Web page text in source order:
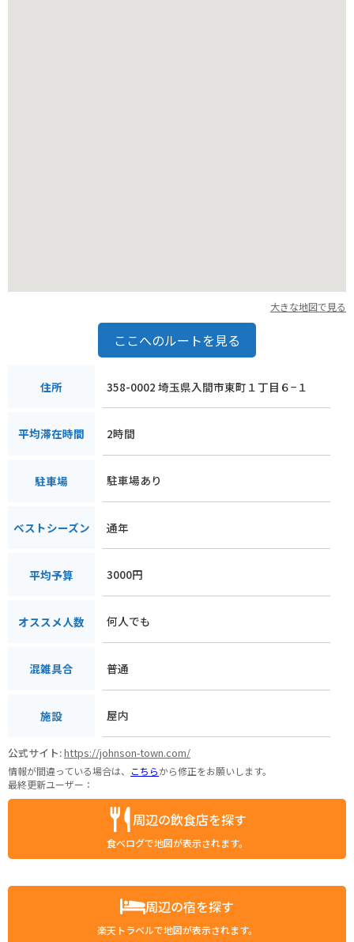
大きな地図で見る
ここへのルートを見る
住所 358-0002 埼玉県入間市東町１丁目６−１
平均滞在時間 2時間
駐車場 駐車場あり
ベストシーズン 通年
平均予算 3000円
オススメ人数 何人でも
混雑具合 普通
施設 屋内
公式サイト:https://johnson-town.com/
情報が間違っている場合は、 こちらから修正をお願いします。
最終更新ユーザー：
周辺の飲食店を探す
食べログで地図が表示されます。
周辺の宿を探す
楽天トラベルで地図が表示されます。